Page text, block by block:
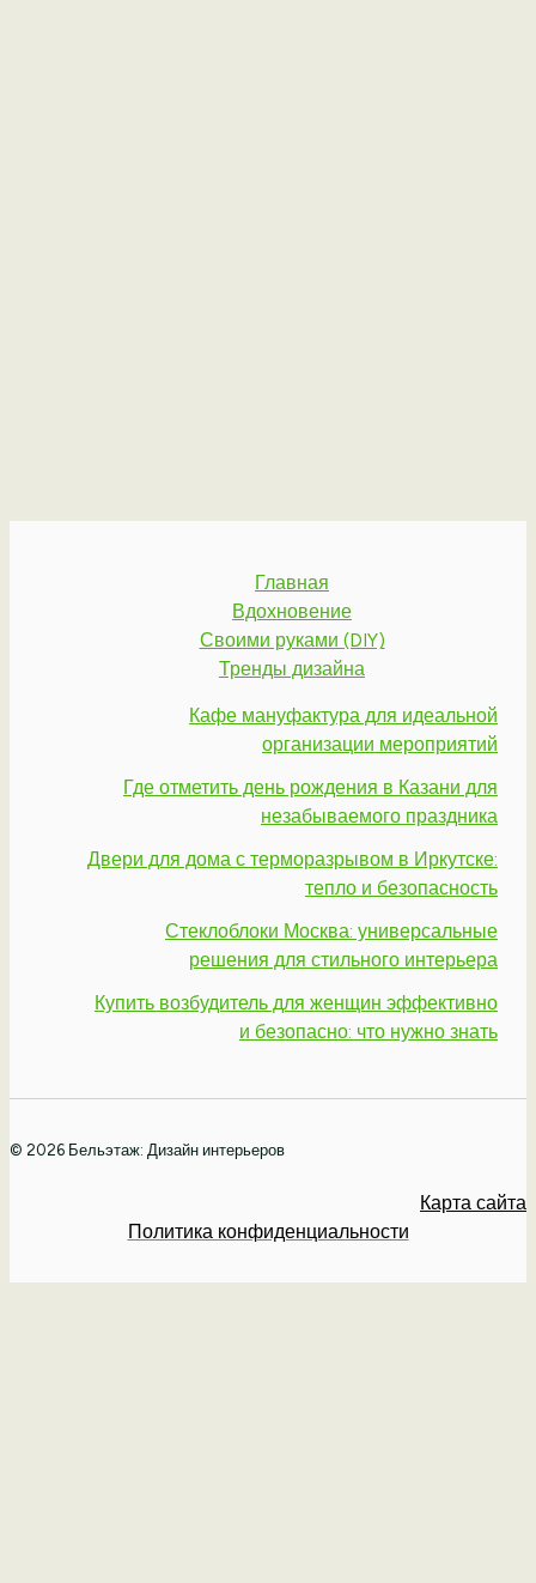
Главная
Вдохновение
Своими руками (DIY)
Тренды дизайна
Кафе мануфактура для идеальной
организации мероприятий
Где отметить день рождения в Казани для
незабываемого праздника
Двери для дома с терморазрывом в Иркутске:
тепло и безопасность
Стеклоблоки Москва: универсальные
решения для стильного интерьера
Купить возбудитель для женщин эффективно
и безопасно: что нужно знать
© 2026 Бельэтаж: Дизайн интерьеров
Карта сайта
Политика конфиденциальности